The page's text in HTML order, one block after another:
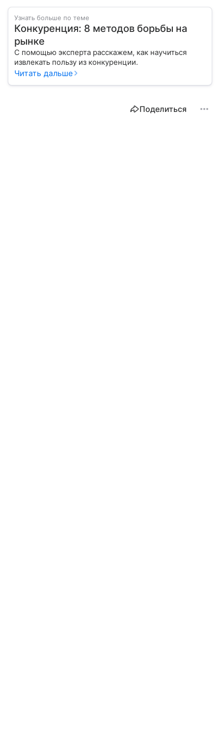
Узнать больше по теме
Конкуренция: 8 методов борьбы на
рынке
С помощью эксперта расскажем, как научиться
извлекать пользу из конкуренции.
Читать дальше
Поделиться